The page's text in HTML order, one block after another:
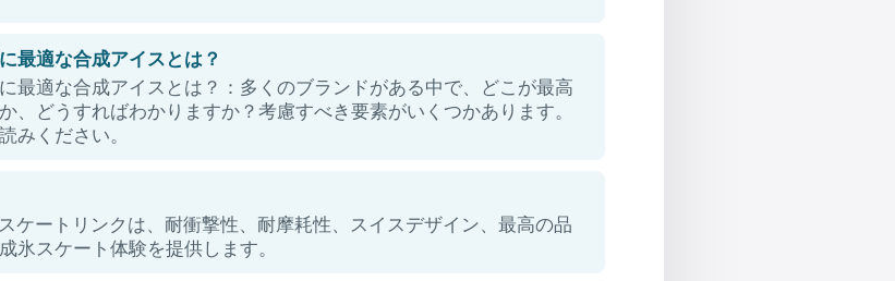
最適な合成アイスとは？
最適な合成アイスとは？：多くのブランドがある中で、どこが最高
、どうすればわかりますか？考慮すべき要素がいくつかあります。
みください。
ケートリンクは、耐衝撃性、耐摩耗性、スイスデザイン、最高の品
氷スケート体験を提供します。